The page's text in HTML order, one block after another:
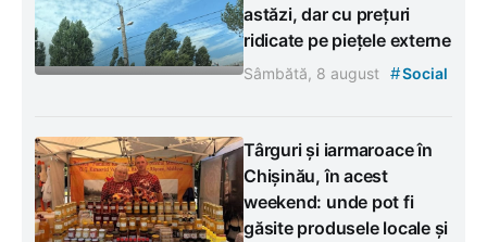
astăzi, dar cu prețuri
ridicate pe piețele externe
Sâmbătă, 8 august #Social
Târguri și iarmaroace în
Chișinău, în acest
weekend: unde pot fi
găsite produsele locale și